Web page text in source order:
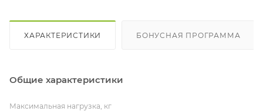
ХАРАКТЕРИСТИКИ БОНУСНАЯ ПРОГРАММА
Общие характеристики
Максимальная нагрузка, кг